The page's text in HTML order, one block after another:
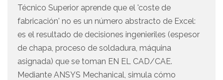
Técnico Superior aprende que el 'coste de
fabricación' no es un número abstracto de Excel:
es el resultado de decisiones ingenieriles (espesor
de chapa, proceso de soldadura, máquina
asignada) que se toman EN EL CAD/CAE.
Mediante ANSYS Mechanical, simula cómo